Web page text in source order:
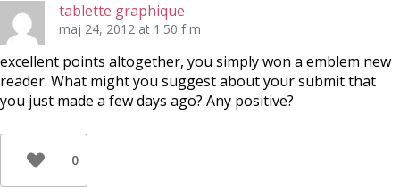
tablette graphique
maj 24, 2012 at 1:50 f m
excellent points altogether, you simply won a emblem new
reader. What might you suggest about your submit that
you just made a few days ago? Any positive?
0